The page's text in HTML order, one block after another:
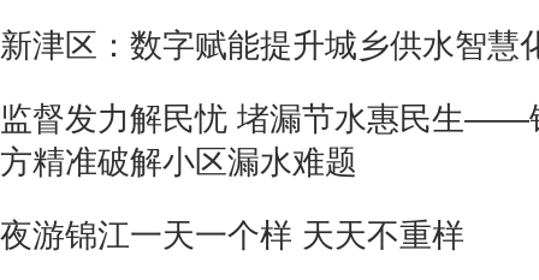
新津区：数字赋能提升城乡供水智慧
监督发力解民忧 堵漏节水惠民生——
方精准破解小区漏水难题
夜游锦江一天一个样 天天不重样